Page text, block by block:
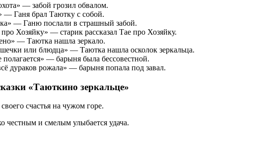
— забой грозил обвалом.
— Ганя брал Таютку с собой.
— Ганю послали в страшный забой.
Хозяйку» — старик рассказал Тае про Хозяйку.
— Таютка нашла зеркало.
или блюдца» — Таютка нашла осколок зеркальца.
— барыня была бессовестной.
дураков рожала» — барыня попала под завал.
«Таюткино зеркальце»
счастья на чужом горе.
честным и смелым улыбается удача.